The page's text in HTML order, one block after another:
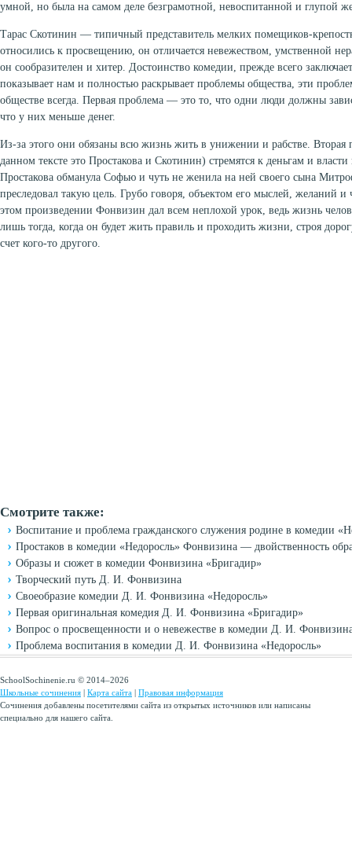
умной, но была на самом деле безграмотной, невоспитанной и глупой
Тарас Скотинин — типичный представитель мелких помещиков-
относились к просвещению, он отличается невежеством, умственной
он сообразителен и хитер. Достоинство комедии, прежде всего
показывает нам и полностью раскрывает проблемы общества, эти
обществе всегда. Первая проблема — это то, что одни люди должны
что у них меньше денег.
Из-за этого они обязаны всю жизнь жить в унижении и рабстве. Вторая
данном тексте это Простакова и Скотинин) стремятся к деньгам и
Простакова обманула Софью и чуть не женила на ней своего сына
преследовал такую цель. Грубо говоря, объектом его мыслей, желаний и
этом произведении Фонвизин дал всем неплохой урок, ведь жизнь
лишь тогда, когда он будет жить правиль и проходить жизни, строя
счет кого-то другого.
Смотрите также:
Воспитание и проблема гражданского служения родине в комедии
Простаков в комедии «Недоросль» Фонвизина — двойственность
Образы и сюжет в комедии Фонвизина «Бригадир»
Творческий путь Д. И. Фонвизина
Своеобразие комедии Д. И. Фонвизина «Недоросль»
Первая оригинальная комедия Д. И. Фонвизина «Бригадир»
Вопрос о просвещенности и о невежестве в комедии Д. И.
Проблема воспитания в комедии Д. И. Фонвизина «Недоросль»
SchoolSochinenie.ru © 2014–2026
Школьные сочинения | Карта сайта | Правовая информация
Сочинения добавлены посетителями сайта из открытых источников или написаны
специально для нашего сайта.